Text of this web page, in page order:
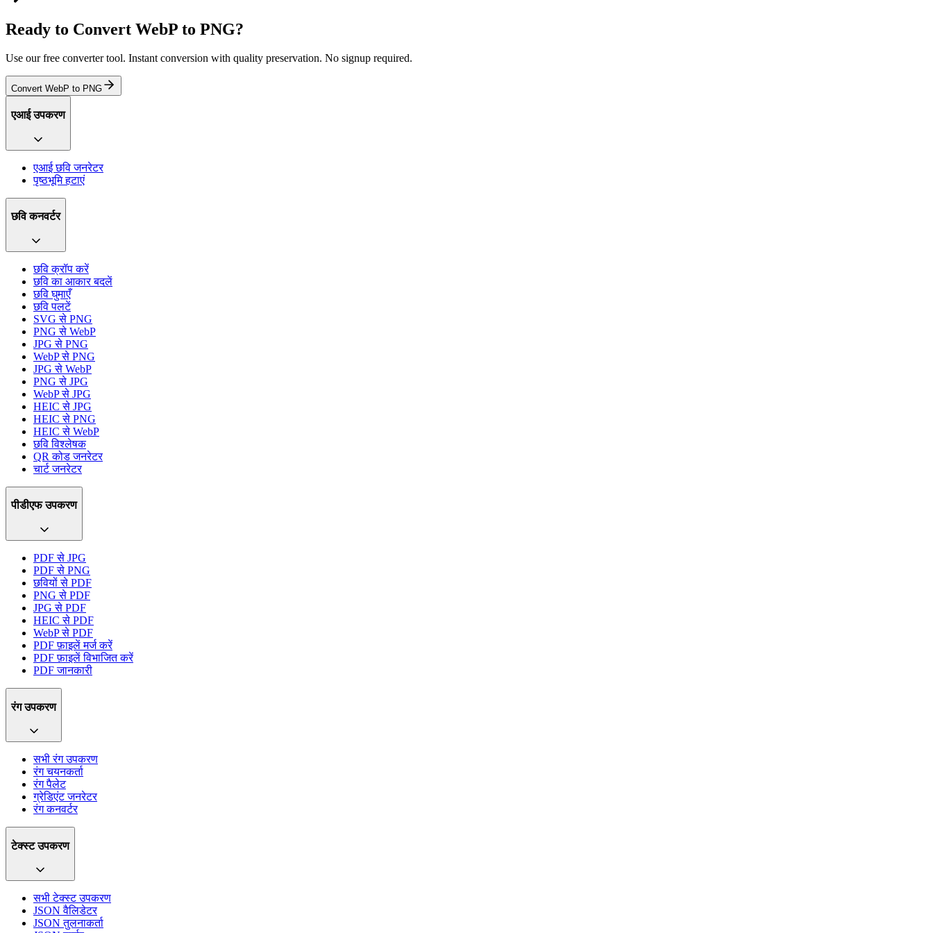
Ready to Convert WebP to PNG?
Use our free converter tool. Instant conversion with quality preservation. No signup required.
Convert WebP to PNG
एआई उपकरण
एआई छवि जनरेटर
पृष्ठभूमि हटाएं
छवि कनवर्टर
छवि क्रॉप करें
छवि का आकार बदलें
छवि घुमाएँ
छवि पलटें
SVG से PNG
PNG से WebP
JPG से PNG
WebP से PNG
JPG से WebP
PNG से JPG
WebP से JPG
HEIC से JPG
HEIC से PNG
HEIC से WebP
छवि विश्लेषक
QR कोड जनरेटर
चार्ट जनरेटर
पीडीएफ उपकरण
PDF से JPG
PDF से PNG
छवियों से PDF
PNG से PDF
JPG से PDF
HEIC से PDF
WebP से PDF
PDF फ़ाइलें मर्ज करें
PDF फ़ाइलें विभाजित करें
PDF जानकारी
रंग उपकरण
सभी रंग उपकरण
रंग चयनकर्ता
रंग पैलेट
ग्रेडिएंट जनरेटर
रंग कनवर्टर
टेक्स्ट उपकरण
सभी टेक्स्ट उपकरण
JSON वैलिडेटर
JSON तुलनाकर्ता